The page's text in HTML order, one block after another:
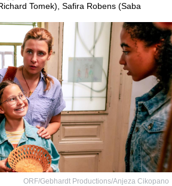
Tomek), Safira Robens (Saba
ORF/Gebhardt Productions/Anjeza Cikopano